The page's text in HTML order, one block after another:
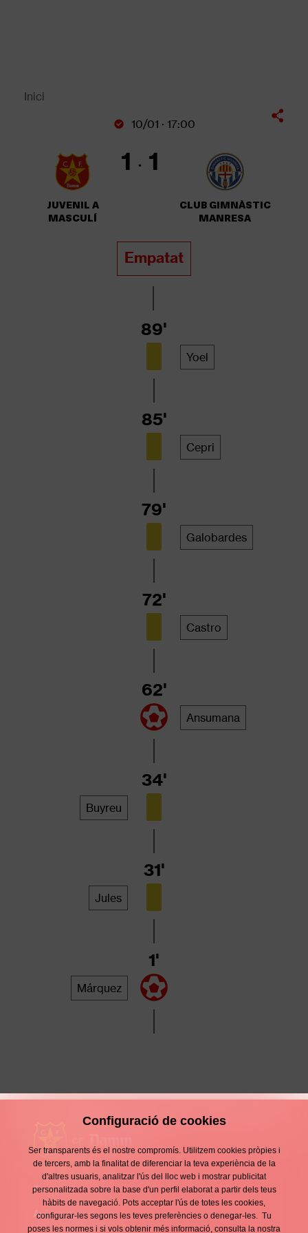
Inici
10/01 · 17:00
JUVENIL A
MASCULÍ
1 1
CLUB GIMNÀSTIC
MANRESA
Empatat
Yoel
89'
Cepri
85'
Galobardes
79'
Castro
72'
Ansumana
62'
Buyreu
34'
Jules
31'
Márquez
1'
Enllaços
d'interès
Contacte
Footer
Avís legal
Configuració de cookies
Ser transparents és el nostre compromís. Utilitzem cookies pròpies i
de tercers, amb la finalitat de diferenciar la teva experiència de la
d'altres usuaris, analitzar l'ús del lloc web i mostrar publicitat
personalitzada sobre la base d'un perfil elaborat a partir dels teus
hàbits de navegació. Pots acceptar l'ús de totes les cookies,
configurar-les segons les teves preferències o denegar-les. Tu
poses les normes i si vols obtenir més informació, consulta la nostra